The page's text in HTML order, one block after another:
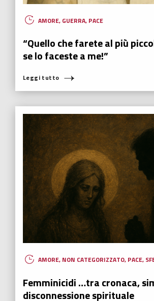
AMORE, GUERRA, PACE
“Quello che farete al più
se lo faceste a me!”
Leggi tutto
AMORE, NON CATEGORIZZATO, PACE,
Femminicidi …tra cronaca,
disconnessione spirituale